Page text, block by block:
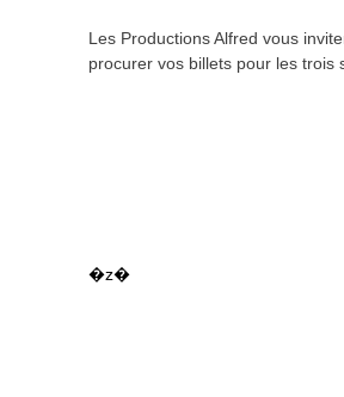
Les Productions Alfred vous
procurer vos billets pour les trois
�z�